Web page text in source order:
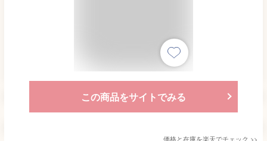
この商品をサイトでみる
価格と在庫を楽天でチェック >>